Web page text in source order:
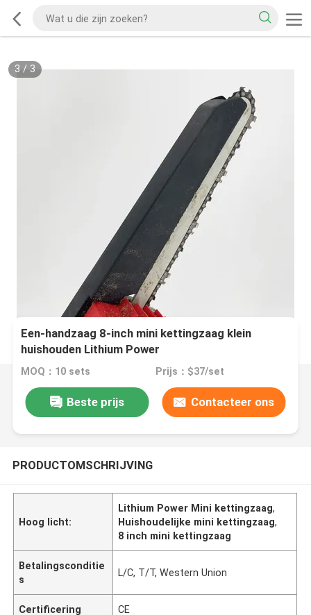
3 / 3
Een-handzaag 8-inch mini kettingzaag klein
huishouden Lithium Power
MOQ：10 sets Prijs：$37/set
Beste prijs Contacteer ons
PRODUCTOMSCHRIJVING
Hoog licht:
Lithium Power Mini kettingzaag,
Huishoudelijke mini kettingzaag,
8 inch mini kettingzaag
Betalingsconditie
s
L/C, T/T, Western Union
Certificering CE